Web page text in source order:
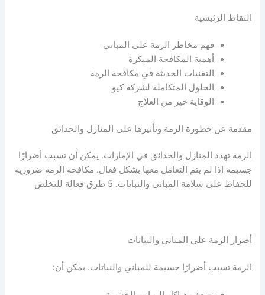
النقاط الرئيسية
فهم مخاطر الرمة على المباني
أهمية المكافحة المبكرة
التقنيات الحديثة في مكافحة الرمة
الحلول المتكاملة لشركة كيو
الوقاية خير من العلاج
مقدمة عن خطورة الرمة وتأثيرها على المنازل والحدائق
الرمة تهدد المنازل والحدائق في الإمارات. يمكن أن تسبب أضرارًا
جسيمة إذا لم يتم التعامل معها بشكل فعال. مكافحة الرمة ضرورية
للحفاظ على سلامة المباني والنباتات. 5 طرق فعالة للتخلص
أضرار الرمة على المباني والنباتات
الرمة تسبب أضرارًا جسيمة للمباني والنباتات. يمكن أن: